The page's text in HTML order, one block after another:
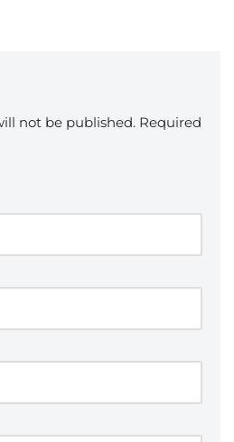
not be published. Required